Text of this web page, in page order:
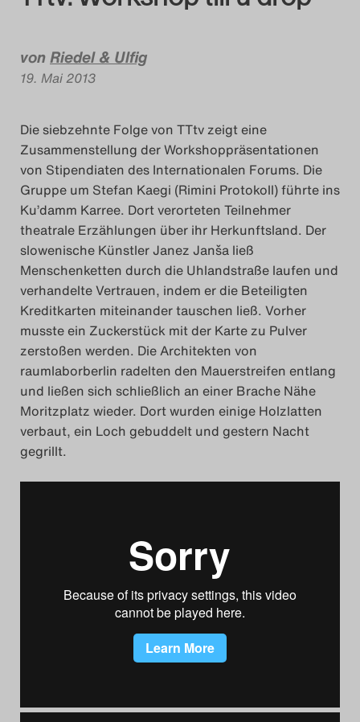
2015
Das Theatertreffen-Blog
2016
Das Theatertreffen-Blog
2017
Das Theatertreffen-Blog
2018
Das Theatertreffen-Blog
2018 Alumni
Das Theatertreffen-Blog
2019
Das Theatertreffen-Blog
2020
Das Theatertreffen-Blog
2021
2022
vonRiedel & Ulfig
19. Mai 2013
Die siebzehnte Folge von TTtv zeigt eine
Zusammenstellung der Workshoppräsentationen
von Stipendiaten des Internationalen Forums. Die
Gruppe um Stefan Kaegi (Rimini Protokoll) führte ins
Ku’damm Karree. Dort verorteten Teilnehmer
theatrale Erzählungen über ihr Herkunftsland. Der
slowenische Künstler Janez Janša ließ
Menschenketten durch die Uhlandstraße laufen und
verhandelte Vertrauen, indem er die Beteiligten
Kreditkarten miteinander tauschen ließ. Vorher
musste ein Zuckerstück mit der Karte zu Pulver
zerstoßen werden. Die Architekten von
raumlaborberlin radelten den Mauerstreifen entlang
und ließen sich schließlich an einer Brache Nähe
Moritzplatz wieder. Dort wurden einige Holzlatten
verbaut, ein Loch gebuddelt und gestern Nacht
gegrillt.